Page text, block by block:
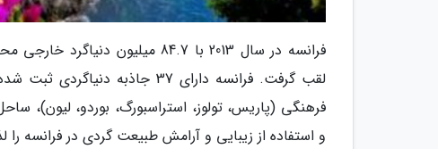
فرانسه در سال 2013 با 84.7
لقب گرفت. فرانسه دارای 37
فرهنگی (پاریس، تولوز، استراسبورگ، بوردو، لیون)،
و استفاده از زیبایی و آرامش طبیعت گردی در فرانسه